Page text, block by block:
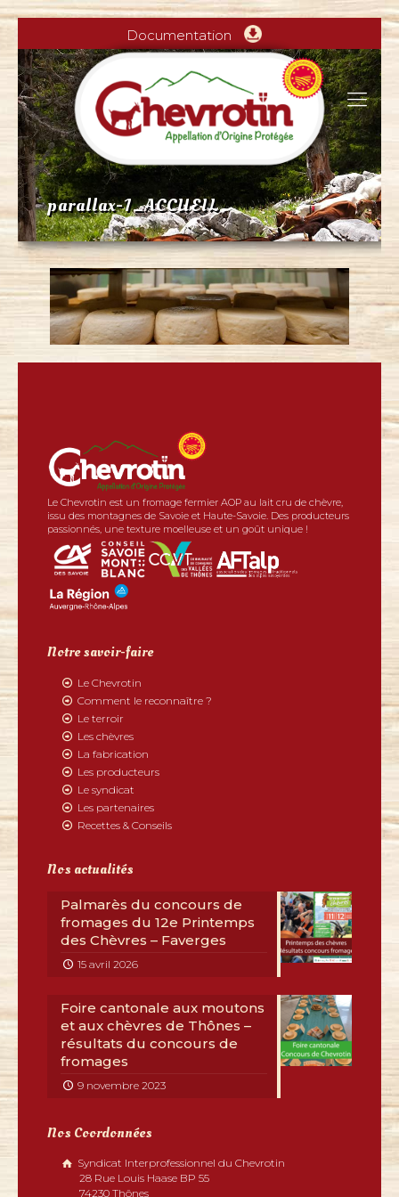
Documentation
parallax-1_ACCUEIL
Le Chevrotin est un fromage fermier AOP au lait cru de chèvre,
issu des montagnes de Savoie et Haute-Savoie. Des producteurs
passionnés, une texture moelleuse et un goût unique !
Notre savoir-faire
Le Chevrotin
Comment le reconnaître ?
Le terroir
Les chèvres
La fabrication
Les producteurs
Le syndicat
Les partenaires
Recettes & Conseils
Nos actualités
Palmarès du concours de
fromages du 12e Printemps
des Chèvres – Faverges
15 avril 2026
Foire cantonale aux moutons
et aux chèvres de Thônes –
résultats du concours de
fromages
9 novembre 2023
Nos Coordonnées
Syndicat Interprofessionnel du Chevrotin
28 Rue Louis Haase BP 55
74230 Thônes